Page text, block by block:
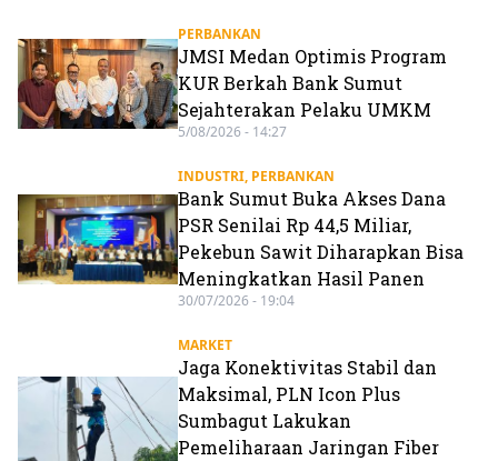
PERBANKAN
JMSI Medan Optimis Program
KUR Berkah Bank Sumut
Sejahterakan Pelaku UMKM
5/08/2026 - 14:27
INDUSTRI, PERBANKAN
Bank Sumut Buka Akses Dana
PSR Senilai Rp 44,5 Miliar,
Pekebun Sawit Diharapkan Bisa
Meningkatkan Hasil Panen
30/07/2026 - 19:04
MARKET
Jaga Konektivitas Stabil dan
Maksimal, PLN Icon Plus
Sumbagut Lakukan
Pemeliharaan Jaringan Fiber